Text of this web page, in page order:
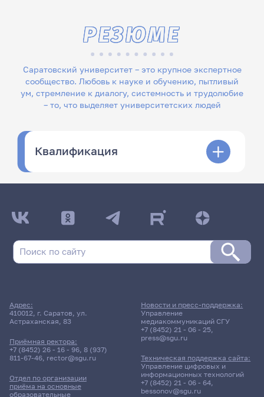
Саратовский университет – это крупное экспертное
сообщество. Любовь к науке и обучению, пытливый
ум, стремление к диалогу, системность и трудолюбие
– то, что выделяет университетских людей
РЕЗЮМЕ
Квалификация
Адрес:
410012, г. Саратов, ул.
Астраханская, 83
Приёмная ректора:
+7 (8452) 26 - 16 - 96, 8 (937)
811-67-46, rector@sgu.ru
Отдел по организации
приёма на основные
образовательные
Новости и пресс-поддержка:
Управление
медиакоммуникаций СГУ
+7 (8452) 21 - 06 - 25,
press@sgu.ru
Техническая поддержка сайта:
Управление цифровых и
информационных технологий
+7 (8452) 21 - 06 - 64,
bessonov@sgu.ru